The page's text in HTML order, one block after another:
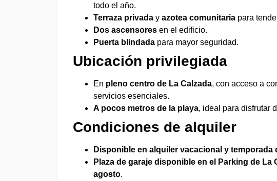
todo el año.
Terraza privada y azotea comunitaria para
Dos ascensores en el edificio.
Puerta blindada para mayor seguridad.
Ubicación privilegiada
En pleno centro de La Calzada, con acceso a
servicios esenciales.
A pocos metros de la playa, ideal para disfrutar
Condiciones de alquiler
Disponible en alquiler vacacional y temporada
Plaza de garaje disponible en el Parking de La
agosto.